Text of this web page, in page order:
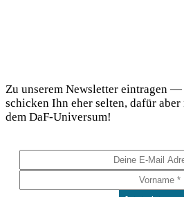
Zu unse­rem News­let­ter ein­tra­gen
schi­cken Ihn eher sel­ten, dafür aber
dem DaF-Universum!